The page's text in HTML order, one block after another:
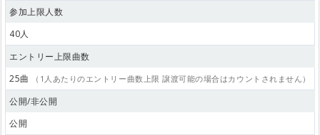
参加上限人数
40人
エントリー上限曲数
25曲
（1人あたりのエントリー曲数上限 譲渡可能の場合はカウントされません）
公開/非公開
公開